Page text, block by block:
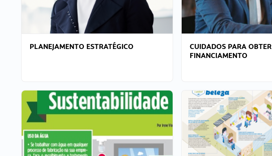
PLANEJAMENTO ESTRATÉGICO
CUIDADOS PARA OBTER
FINANCIAMENTO